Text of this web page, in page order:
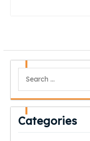
for:
Categories